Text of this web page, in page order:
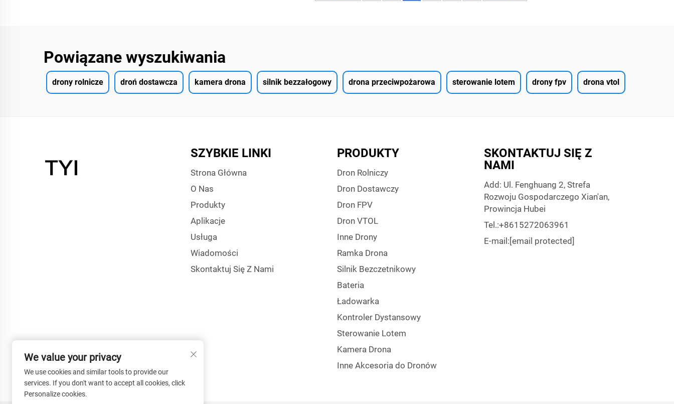
Powiązane wyszukiwania
drony rolnicze droń dostawcza kamera drona silnik bezzałogowy drona przeciwpożarowa sterowanie lotem drony fpv drona vtol
SZYBKIE LINKI
Strona Główna
O Nas
Produkty
Aplikacje
Usługa
Wiadomości
Skontaktuj Się Z Nami
PRODUKTY
Dron Rolniczy
Dron Dostawczy
Dron FPV
Dron VTOL
Inne Drony
Ramka Drona
Silnik Bezczetnikowy
Bateria
Ładowarka
Kontroler Dystansowy
Sterowanie Lotem
Kamera Drona
Inne Akcesoria do Dronów
SKONTAKTUJ SIĘ Z
NAMI
Add: Ul. Fenghuang 2, Strefa
Rozwoju Gospodarczego Xian'an,
Prowincja Hubei
Tel.:+8615272063961
E-mail: [email protected]
We value your privacy
We use cookies and similar tools to provide our
services. If you don't want to accept all cookies, click
Personalize cookies.